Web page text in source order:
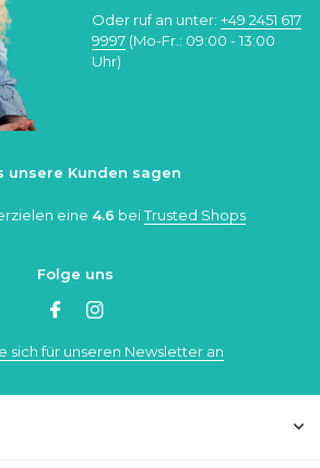
Oder ruf an unter: +49 2451 617
9997 (Mo-Fr.: 09:00 - 13:00
Uhr)
unsere Kunden sagen
eine 4.6 beiTrusted Shops
Folge uns
sich für unseren Newsletter an